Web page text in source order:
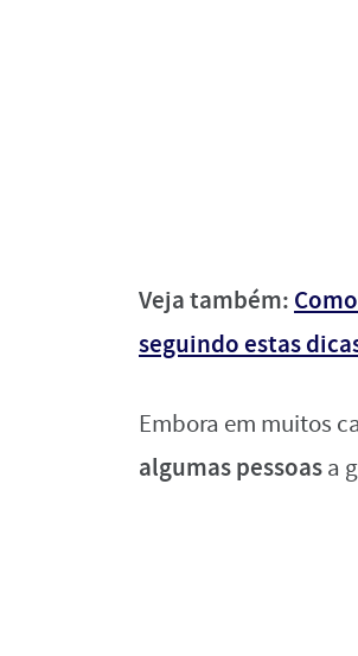
Veja também:
seguindo estas
Embora em muitos
algumas pessoasa